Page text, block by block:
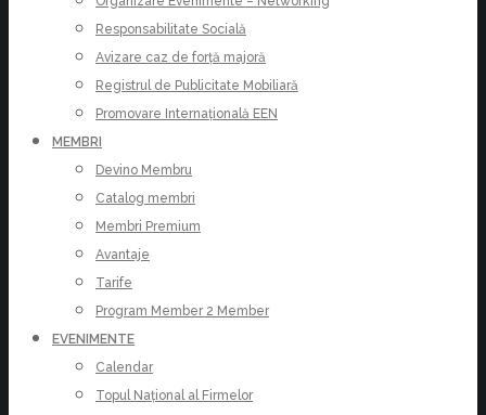
Responsabilitate Socială
Avizare caz de forță majoră
Registrul de Publicitate Mobiliară
Promovare Internațională EEN
MEMBRI
Devino Membru
Catalog membri
Membri Premium
Avantaje
Tarife
Program Member 2 Member
EVENIMENTE
Calendar
Topul Național al Firmelor